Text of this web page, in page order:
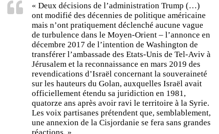
« Deux décisions de l’administration Trump (…)
ont modifié des décennies de politique américaine
mais n’ont pratiquement déclenché aucune vague
de turbulence dans le Moyen-Orient – l’annonce en
décembre 2017 de l’intention de Washington de
transférer l’ambassade des Etats-Unis de Tel-Aviv à
Jérusalem et la reconnaissance en mars 2019 des
revendications d’Israël concernant la souveraineté
sur les hauteurs du Golan, auxquelles Israël avait
officiellement étendu sa juridiction en 1981,
quatorze ans après avoir ravi le territoire à la Syrie.
Les voix partisanes prétendent que, semblablement,
une annexion de la Cisjordanie se fera sans grandes